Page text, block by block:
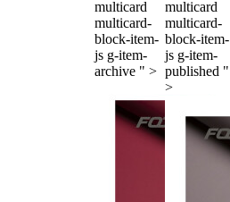
multicard
multicard-
block-item-
js g-item-
archive " >
multicard
multicard-
block-item-
js g-item-
published "
>